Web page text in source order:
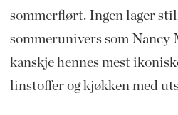
sommerflørt. Ingen lager
sommerunivers som Nancy
kanskje hennes mest
linstoffer og kjøkken med